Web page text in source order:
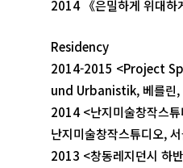
2014 《은밀하게 위대하
Residency
2014-2015 <Project
und Urbanistik, 베를린,
2014 <난지미술창작스
난지미술창작스튜디오,
2013 <창동레지던시 하